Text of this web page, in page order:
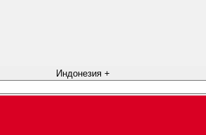
Индонезия +